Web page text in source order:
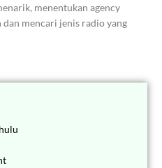
menentukan agency
dan mencari jenis radio yang